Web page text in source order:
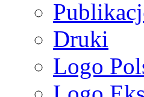
Druki
Logo